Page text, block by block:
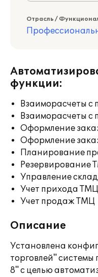
Отрасль /
функции:
Взаиморасчеты с
Взаиморасчеты с
Оформление
Оформление
Планирование
Резервирование
Управление
Учет прихода ТМЦ
Учет продаж ТМЦ
Описание
Установлена
торговлей"
8" с целью